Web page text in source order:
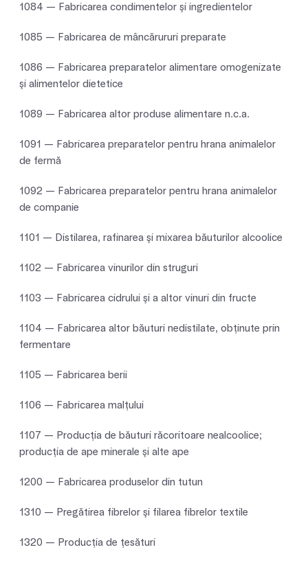
1084 — Fabricarea condimentelor şi ingredientelor
1085 — Fabricarea de mâncărururi preparate
1086 — Fabricarea preparatelor alimentare omogenizate
şi alimentelor dietetice
1089 — Fabricarea altor produse alimentare n.c.a.
1091 — Fabricarea preparatelor pentru hrana animalelor
de fermă
1092 — Fabricarea preparatelor pentru hrana animalelor
de companie
1101 — Distilarea, rafinarea şi mixarea băuturilor alcoolice
1102 — Fabricarea vinurilor din struguri
1103 — Fabricarea cidrului şi a altor vinuri din fructe
1104 — Fabricarea altor băuturi nedistilate, obţinute prin
fermentare
1105 — Fabricarea berii
1106 — Fabricarea malţului
1107 — Producţia de băuturi răcoritoare nealcoolice;
producţia de ape minerale şi alte ape
1200 — Fabricarea produselor din tutun
1310 — Pregătirea fibrelor şi filarea fibrelor textile
1320 — Producţia de ţesături